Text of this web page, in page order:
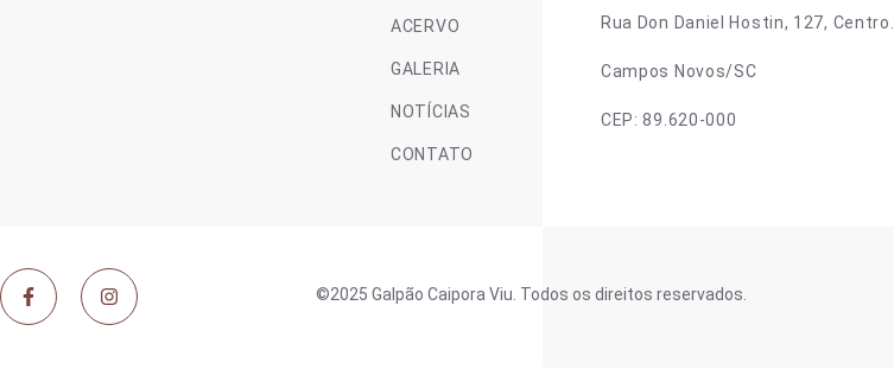
ACERVO
GALERIA
NOTÍCIAS
CONTATO
Rua Don Daniel Hostin, 127, Centro.
Campos Novos/SC
CEP: 89.620-000
©2025 Galpão Caipora Viu. Todos os direitos reservados.